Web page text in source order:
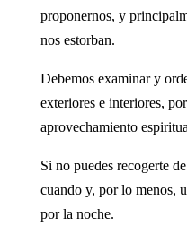
proponernos, y
nos estorban.
Debemos examinar y
exteriores e interiores,
aprovechamiento
Si no puedes recogerte
cuando y, por lo menos,
por la noche.